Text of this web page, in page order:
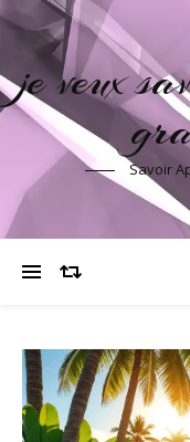
je veux
Savoir